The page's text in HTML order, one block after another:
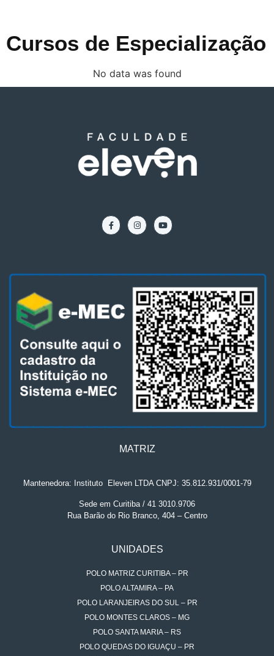
Cursos de Especialização
No data was found
MATRIZ
Mantenedora: Instituto. Eleven LTDA CNPJ: 35.812.931/0001-79
Sede em Curitiba / 41 3010.9706
Rua Barão do Rio Branco, 404 – Centro
UNIDADES
POLO MATRIZ CURITIBA – PR
POLO ALTAMIRA – PA
POLO LARANJEIRAS DO SUL – PR
POLO MONTES CLAROS – MG
POLO SANTA MARIA – RS
POLO QUEDAS DO IGUAÇU – PR